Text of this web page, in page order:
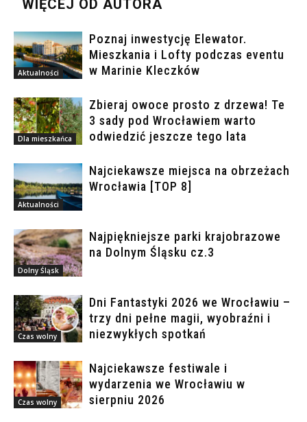
WIĘCEJ OD AUTORA
Aktualności
Poznaj inwestycję Elewator.
Mieszkania i Lofty podczas eventu
w Marinie Kleczków
Dla mieszkańca
Zbieraj owoce prosto z drzewa! Te
3 sady pod Wrocławiem warto
odwiedzić jeszcze tego lata
Aktualności
Najciekawsze miejsca na obrzeżach
Wrocławia [TOP 8]
Dolny Śląsk
Najpiękniejsze parki krajobrazowe
na Dolnym Śląsku cz.3
Czas wolny
Dni Fantastyki 2026 we Wrocławiu –
trzy dni pełne magii, wyobraźni i
niezwykłych spotkań
Czas wolny
Najciekawsze festiwale i
wydarzenia we Wrocławiu w
sierpniu 2026